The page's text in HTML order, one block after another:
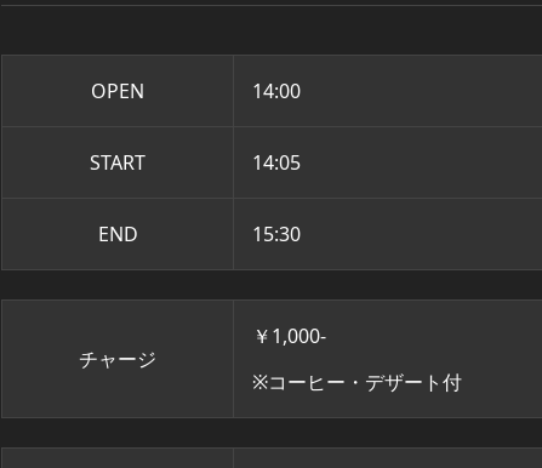
OPEN 14:00
START 14:05
END 15:30
チャージ
￥1,000-
※コーヒー・デザート付